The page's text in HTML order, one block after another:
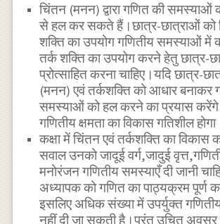
चिंतन (मनन) द्वारा गणित की समस्याओं
से हल कर सकते हैं।छात्र-छात्राओं को
शक्ति का उपयोग गणितीय समस्याओं में
तर्क शक्ति का उपयोग करने हेतु छात्र-
प्रोत्साहित करना चाहिए।यदि छात्र-
(मनन) एवं तर्कशक्ति को आधार बनाकर
समस्याओं को हल करने का प्रयास करेंगे
गणितीय क्षमता का विकास गतिशील
कक्षा में चिंतन एवं तर्कशक्ति का
सवाल उनको जादूई वर्ग,जादुई
मनोरंजन गणितीय समस्याएँ दी जानी
अध्यापक को गणित का पाठ्यक्रम पूर्ण
इसलिए अधिक संख्या में उपर्युक्त
नहीं दी जा सकती है।परंतु उचित